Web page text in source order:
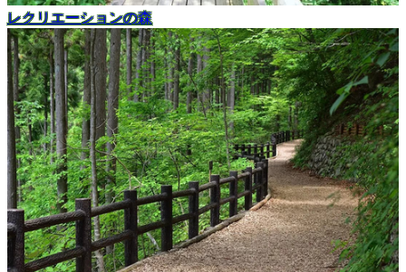
レクリエーションの森